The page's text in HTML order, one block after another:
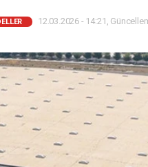
12.03.2026 - 14:21,